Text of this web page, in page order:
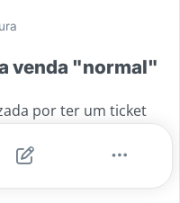
venda "normal"​
por ter um ticket
elevado e alto nível de
de maquinário